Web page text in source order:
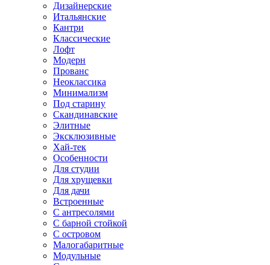
Дизайнерские
Итальянские
Кантри
Классические
Лофт
Модерн
Прованс
Неоклассика
Минимализм
Под старину
Скандинавские
Элитные
Эксклюзивные
Хай-тек
Особенности
Для студии
Для хрущевки
Для дачи
Встроенные
С антресолями
С барной стойкой
С островом
Малогабаритные
Модульные